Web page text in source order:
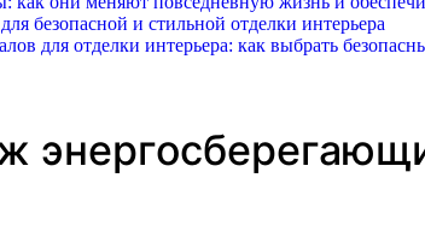
безопасной и стильной отделки интерьера
для отделки интерьера: как выбрать